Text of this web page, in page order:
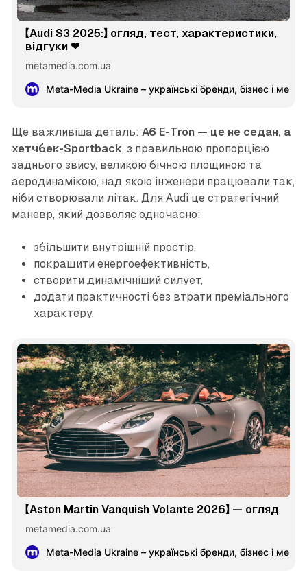
【Audi S3 2025:】 огляд, тест, характеристики,
відгуки ❤︎
metamedia.com.ua
Meta-Media Ukraine – українські бренди, бізнес і
Ще важливіша деталь: A6 E-Tron — це не седан, а
хетчбек-Sportback, з правильною пропорцією
заднього звису, великою бічною площиною та
аеродинамікою, над якою інженери працювали так,
ніби створювали літак. Для Audi це стратегічний
маневр, який дозволяє одночасно:
збільшити внутрішній простір,
покращити енергоефективність,
створити динамічніший силует,
додати практичності без втрати преміального
характеру.
【Aston Martin Vanquish Volante 2026】 — огляд
metamedia.com.ua
Meta-Media Ukraine – українські бренди, бізнес і